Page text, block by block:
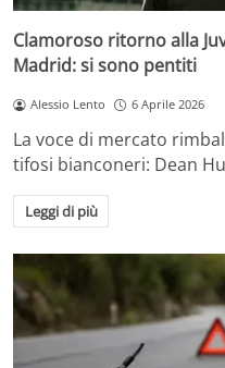
Clamoroso ritorno alla
Madrid: si sono pentiti
Alessio Lento 6 Aprile 2026
La voce di mercato
tifosi bianconeri: Dean
Leggi di più